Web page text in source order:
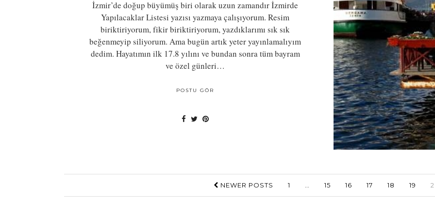
İzmir’de doğup büyümüş biri olarak uzun zamandır İzmirde
Yapılacaklar Listesi yazısı yazmaya çalışıyorum. Resim
biriktiriyorum, fikir biriktiriyorum, yazdıklarımı sık sık
beğenmeyip siliyorum. Ama bugün artık yeter yayınlamalıyım
dedim. Hayatımın ilk 17.8 yılını ve bundan sonra tüm bayram
ve özel günleri…
POSTU GÖR
NEWER POSTS 1 15 16 17 18 19